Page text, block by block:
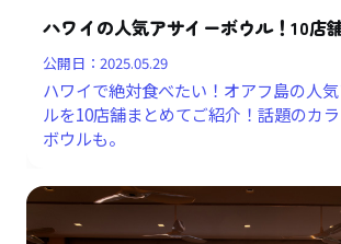
ハワイの人気アサイーボウル！10店
公開日：2025.05.29
ハワイで絶対食べたい！オアフ島の人
ルを10店舗まとめてご紹介！話題のカ
ボウルも。